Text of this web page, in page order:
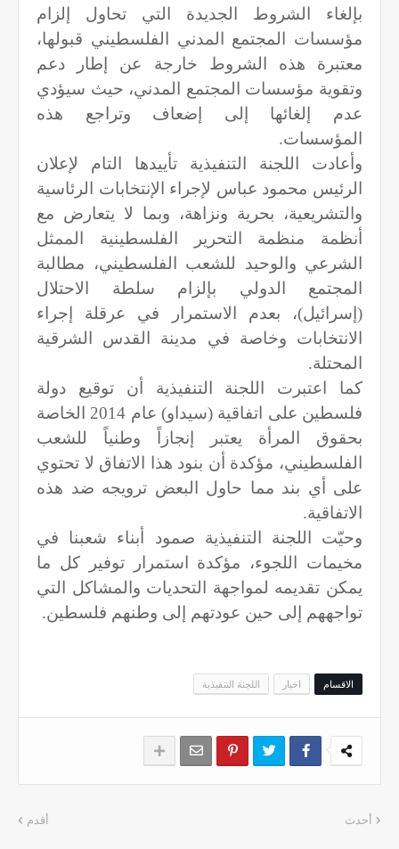
بإلغاء الشروط الجديدة التي تحاول إلزام
مؤسسات المجتمع المدني الفلسطيني قبولها،
معتبرة هذه الشروط خارجة عن إطار دعم
وتقوية مؤسسات المجتمع المدني، حيث سيؤدي
عدم إلغائها إلى إضعاف وتراجع هذه
المؤسسات.
وأعادت اللجنة التنفيذية تأييدها التام لإعلان
الرئيس محمود عباس لإجراء الإنتخابات الرئاسية
والتشريعية، بحرية ونزاهة، وبما لا يتعارض مع
أنظمة منظمة التحرير الفلسطينية الممثل
الشرعي والوحيد للشعب الفلسطيني، مطالبة
المجتمع الدولي بإلزام سلطة الاحتلال
(إسرائيل)، بعدم الاستمرار في عرقلة إجراء
الانتخابات وخاصة في مدينة القدس الشرقية
المحتلة.
كما اعتبرت اللجنة التنفيذية أن توقيع دولة
فلسطين على اتفاقية (سيداو) عام 2014 الخاصة
بحقوق المرأة يعتبر إنجازاً وطنياً للشعب
الفلسطيني، مؤكدة أن بنود هذا الاتفاق لا تحتوي
على أي بند مما حاول البعض ترويجه ضد هذه
الاتفاقية.
وحيّت اللجنة التنفيذية صمود أبناء شعبنا في
مخيمات اللجوء، مؤكدة استمرار توفير كل ما
يمكن تقديمه لمواجهة التحديات والمشاكل التي
تواجههم إلى حين عودتهم إلى وطنهم فلسطين.
الاقسام اخبار اللجنة التنفيذية
أحدث أقدم